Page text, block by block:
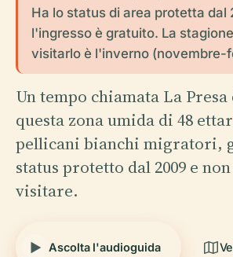
Ha lo status di area protetta dal
l'ingresso è gratuito. La
visitarlo è l'inverno (novembre-
Un tempo chiamata La
questa zona umida di 48
pellicani bianchi migratori,
status protetto dal 2009 e
visitare.
Ascolta l'audioguida